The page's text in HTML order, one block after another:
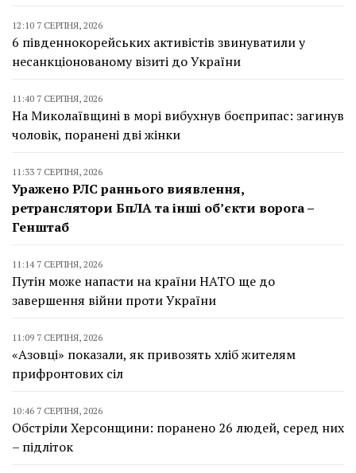
12:10 7 СЕРПНЯ, 2026
6 південнокорейських активістів звинуватили у
несанкціонованому візиті до України
11:40 7 СЕРПНЯ, 2026
На Миколаївщині в морі вибухнув боєприпас: загинув
чоловік, поранені дві жінки
11:33 7 СЕРПНЯ, 2026
Уражено РЛС раннього виявлення,
ретранслятори БпЛА та інші об’єкти ворога –
Генштаб
11:14 7 СЕРПНЯ, 2026
Путін може напасти на країни НАТО ще до
завершення війни проти України
11:09 7 СЕРПНЯ, 2026
«Азовці» показали, як привозять хліб жителям
прифронтових сіл
10:46 7 СЕРПНЯ, 2026
Обстріли Херсонщини: поранено 26 людей, серед них
– підліток